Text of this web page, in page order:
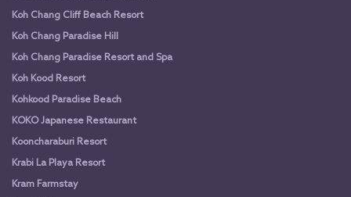
Koh Chang Cliff Beach Resort
Koh Chang Paradise Hill
Koh Chang Paradise Resort and Spa
Koh Kood Resort
Kohkood Paradise Beach
KOKO Japanese Restaurant
Kooncharaburi Resort
Krabi La Playa Resort
Kram Farmstay